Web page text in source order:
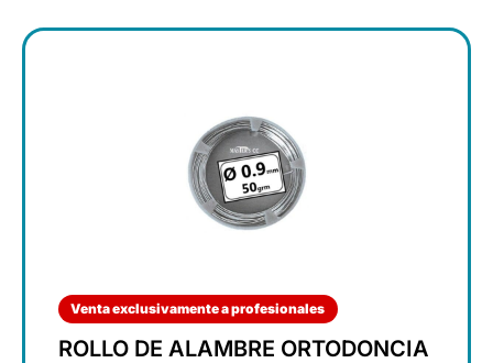
Venta exclusivamente a profesionales
ROLLO DE ALAMBRE ORTODONCIA